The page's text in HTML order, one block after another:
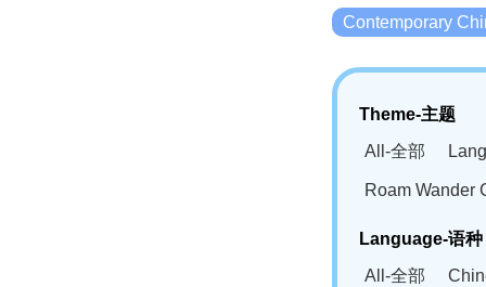
Contemporary
Theme-主题
All-全部
Roam Wander
Language-语种
All-全部